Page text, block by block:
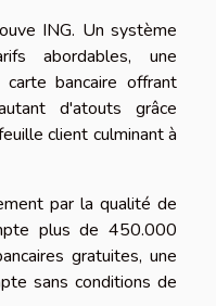
ING. Un système
abordables, une
bancaire offrant
d'atouts grâce
client culminant à
par la qualité de
plus de 450.000
gratuites, une
sans conditions de